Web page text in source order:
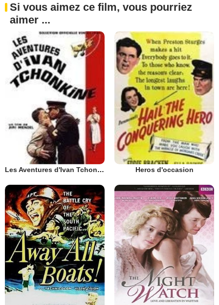
Si vous aimez ce film, vous pourriez
aimer ...
Les Aventures d'Ivan Tchonkine Heros d'occasion